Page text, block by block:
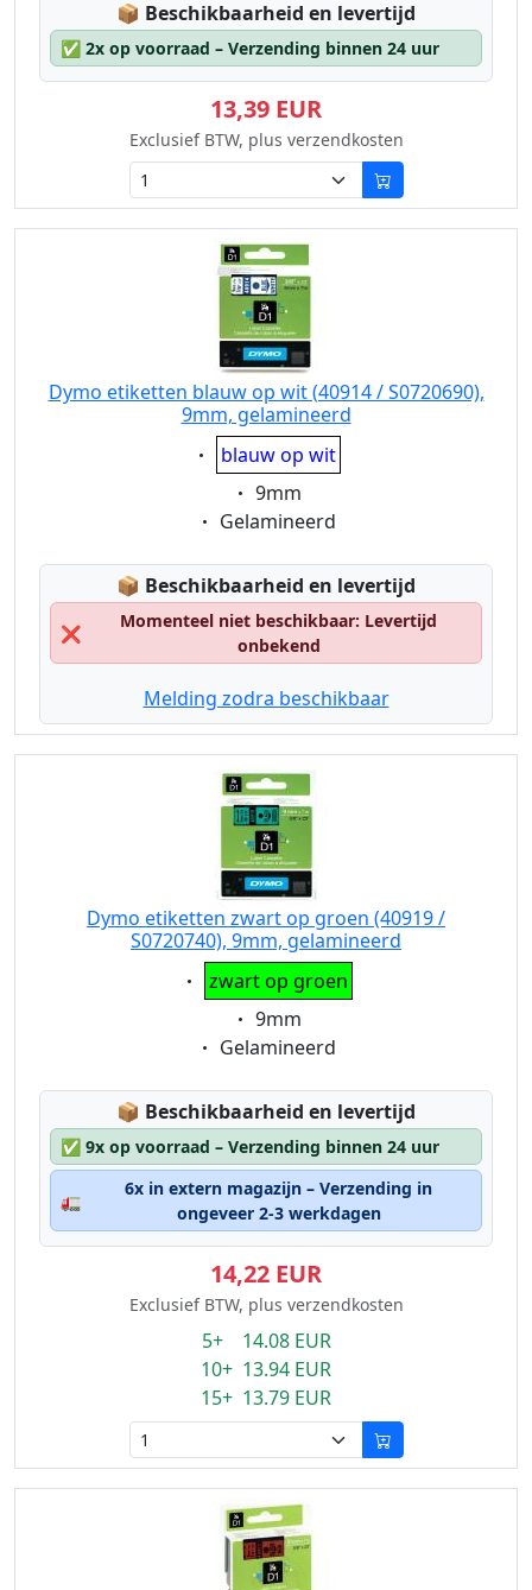
📦 Lagerstatus:
Beschikbaarheid en levertijd
✅ 2x op voorraad – Verzending binnen 24 uur
13,39 EUR
Exclusief BTW, plus verzendkosten
Dymo etiketten blauw op wit (40914 / S0720690),
9mm, gelamineerd
Eigenschaft:
blauw op wit
Eigenschaft:
9mm
Eigenschaft:
Gelamineerd
📦 Lagerstatus:
Beschikbaarheid en levertijd
❌
Momenteel niet beschikbaar: Levertijd
onbekend
Melding zodra beschikbaar
Dymo etiketten zwart op groen (40919 /
S0720740), 9mm, gelamineerd
Eigenschaft:
zwart op groen
Eigenschaft:
9mm
Eigenschaft:
Gelamineerd
📦 Lagerstatus:
Beschikbaarheid en levertijd
✅ 9x op voorraad – Verzending binnen 24 uur
🚛
6x in extern magazijn – Verzending in
ongeveer 2-3 werkdagen
14,22 EUR
Exclusief BTW, plus verzendkosten
5+ 14.08 EUR
10+ 13.94 EUR
15+ 13.79 EUR